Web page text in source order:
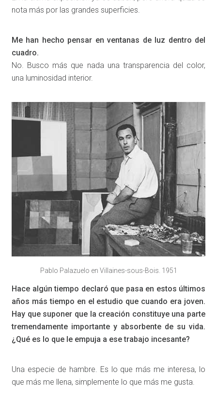
nota más por las grandes superficies.
Me han hecho pensar en ventanas de luz dentro del
cuadro.
No. Busco más que nada una transparencia del color,
una luminosidad interior.
Pablo Palazuelo en Villaines-sous-Bois. 1951
Hace algún tiempo declaró que pasa en estos últimos
años más tiempo en el estudio que cuando era joven.
Hay que suponer que la creación constituye una parte
tremendamente importante y absorbente de su vida.
¿Qué es lo que le empuja a ese trabajo incesante?
Una especie de hambre. Es lo que más me interesa, lo
que más me llena, simplemente lo que más me gusta.